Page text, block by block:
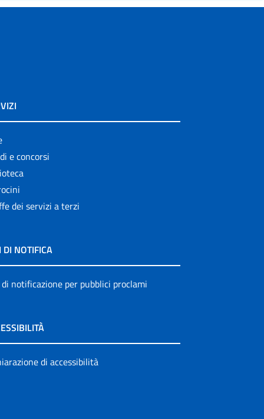
e concorsi
dei servizi a terzi
DI NOTIFICA
notificazione per pubblici proclami
di accessibilità